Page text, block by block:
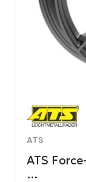
ATS
ATS
…